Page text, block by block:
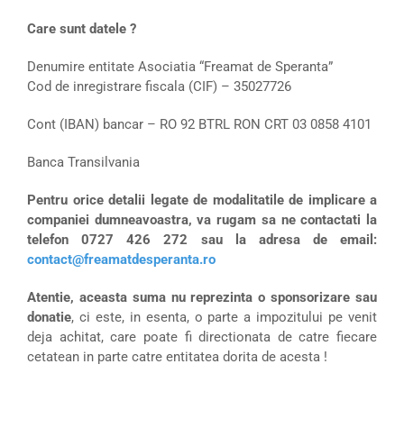
Care sunt datele ?
Denumire entitate Asociatia “Freamat de Speranta”
Cod de inregistrare fiscala (CIF) – 35027726
Cont (IBAN) bancar – RO 92 BTRL RON CRT 03 0858 4101
Banca Transilvania
Pentru orice detalii legate de modalitatile de implicare a
companiei dumneavoastra, va rugam sa ne contactati la
telefon 0727 426 272 sau la adresa de email:
contact@freamatdesperanta.ro
Atentie, aceasta suma nu reprezinta o sponsorizare sau
donatie, ci este, in esenta, o parte a impozitului pe venit
deja achitat, care poate fi directionata de catre fiecare
cetatean in parte catre entitatea dorita de acesta !